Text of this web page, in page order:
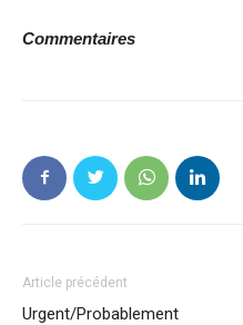
Commentaires
Article précédent
Urgent/Probablement